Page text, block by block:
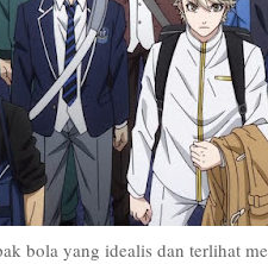
bola yang idealis dan terlihat